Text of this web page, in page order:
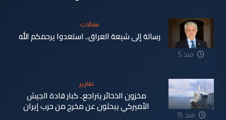
منذ 5
مقالات
رسالة إلى شيعة العراق.. استعدوا يرحمكم الله
منذ 15
تقارير
مخزون الذخائر يتراجع.. كبار قادة الجيش
الأميركي يبحثون عن مخرج من حرب إيران